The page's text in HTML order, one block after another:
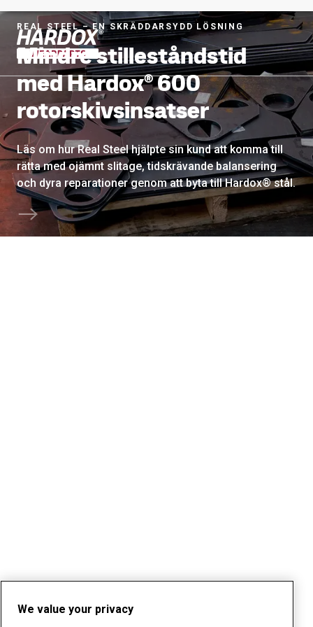
Till startsidan
REAL STEEL – EN SKRÄDDARSYDD LÖSNING
Mindre stilleståndstid
med Hardox® 600
rotorskivsinsatser
Läs om hur Real Steel hjälpte sin kund att komma till
rätta med ojämnt slitage, tidskrävande balansering
och dyra reparationer genom att byta till Hardox® stål.
Bläddra till nästa avsnitt
We value your privacy